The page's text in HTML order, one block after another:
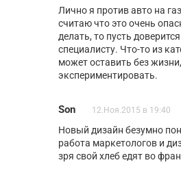
Лично я против авто на
считаю что это очень
делать, то пусть
специалисту. Что-то из
может оставить без
экспериментировать.
Son 12.Ноя.2015 в 19:40
Новый дизайн безумно
работа маркетологов и
зря свой хлеб едят во